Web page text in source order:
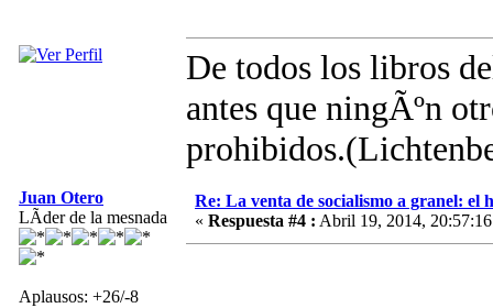
De todos los libros
antes que ningÃºn
Juan Otero
LÃ­der de la mesnada
Aplausos: +26/-8
Re: La venta de socialismo a granel: el
« Respuesta #4 : Abril 19, 2014,